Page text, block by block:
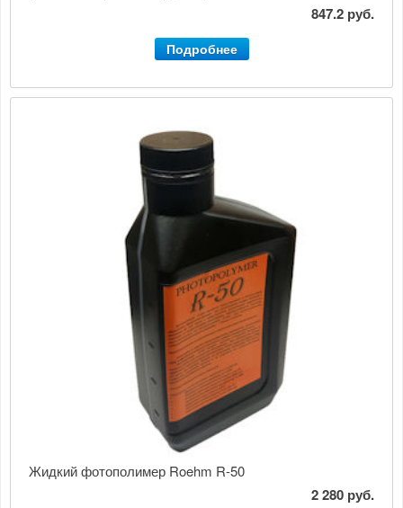
847.2 руб.
Подробнее
Жидкий фотополимер Roehm R-50
2 280 руб.